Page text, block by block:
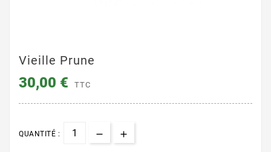
Vieille Prune
30,00 € TTC
QUANTITÉ :